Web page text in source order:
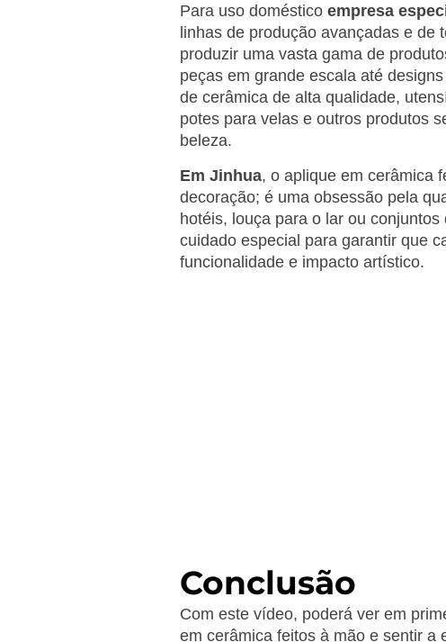
Para uso doméstico empresa
linhas de produção avançadas e
produzir uma vasta gama de
peças em grande escala até
de cerâmica de alta qualidade,
potes para velas e outros produtos
beleza.
Em Jinhua, o aplique em cerâmica
decoração; é uma obsessão pela
hotéis, louça para o lar ou
cuidado especial para garantir que
funcionalidade e impacto artístico.
Conclusão
Com este vídeo, poderá ver em
em cerâmica feitos à mão e sentir a